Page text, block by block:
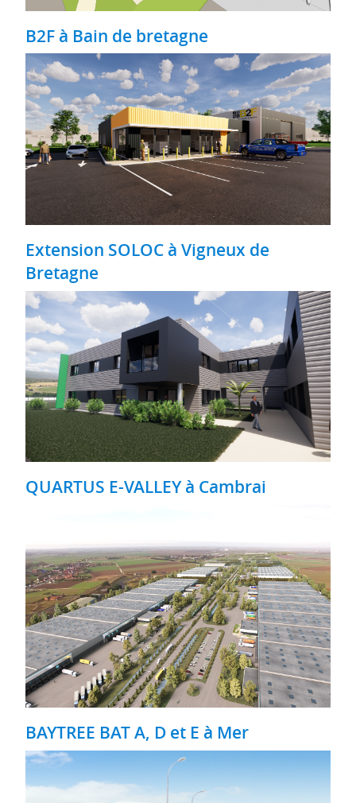
B2F à Bain de bretagne
Extension SOLOC à Vigneux de
Bretagne
QUARTUS E-VALLEY à Cambrai
BAYTREE BAT A, D et E à Mer